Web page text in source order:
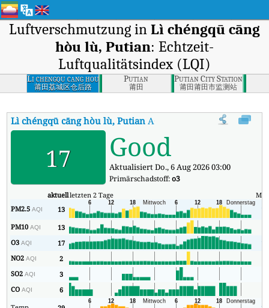
Luftverschmutzung in Lì chéngqū cāng
hòu lù, Putian: Echtzeit-
Luftqualitätsindex (LQI)
Li chengqu cang hou
lu, Putian
莆田荔城区仓后路
Putian
莆田
Putian City Stations,
莆田莆田市监测站
Lì chéngqū cāng hòu lù, Putian AQI Lì chéngqū cāng hòu lù,
17 Good
Aktualisiert Do., 6 Aug 2026 03:00
Primärschadstoff:o3
aktuellletzten 2 Tage
PM2.5AQI 13
13
PM10AQI 13
O3AQI 17
13
NO2AQI 2
SO2AQI 3
COAQI 6